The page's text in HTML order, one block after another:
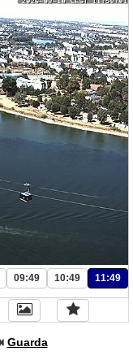
09:49 10:49 11:49
Guarda